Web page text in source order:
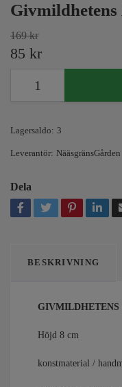
Givmildhetens
169 kr
85 kr
Lagersaldo: 3
Leverantör: NääsgränsGården
Dela
BESKRIVNING
Höjd 8 cm
konstmaterial /